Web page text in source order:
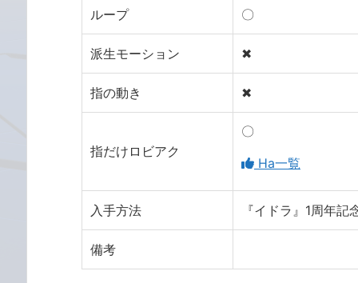
ループ 〇
派生モーション ✖
指の動き ✖
指だけロビアク
〇
Ha一覧
入手方法 『イドラ』1周年
備考